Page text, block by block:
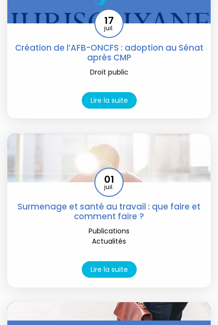
Création de l’AFB-ONCFS : adoption au Sénat
après CMP
17
juil.
Droit public
Lire la suite
Surmenage et santé au travail : que faire et
comment faire ?
01
juil.
Publications
Actualités
Lire la suite